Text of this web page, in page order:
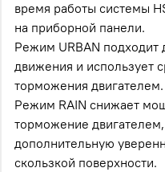
время работы системы
на приборной панели.
Режим URBAN подходит
движения и использует
торможения двигателем.
Режим RAIN снижает
торможение
дополнительную
скользкой поверхности.